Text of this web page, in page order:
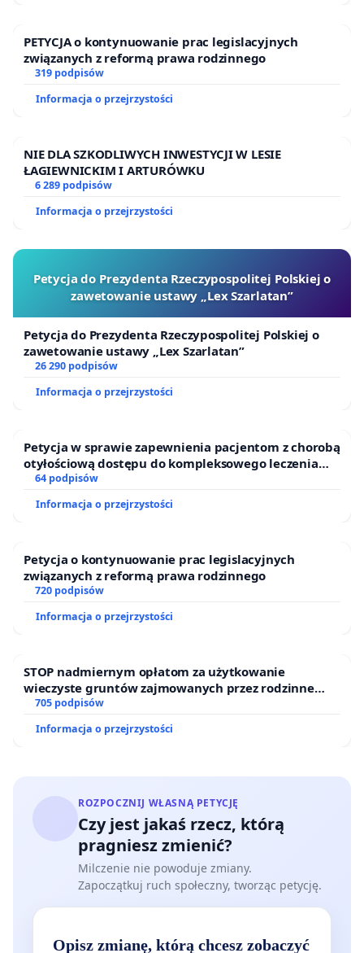
PETYCJA o kontynuowanie prac legislacyjnych
związanych z reformą prawa rodzinnego
319 podpisów
Informacja o przejrzystości
NIE DLA SZKODLIWYCH INWESTYCJI W LESIE
ŁAGIEWNICKIM I ARTURÓWKU
6 289 podpisów
Informacja o przejrzystości
Petycja do Prezydenta Rzeczypospolitej Polskiej o
zawetowanie ustawy „Lex Szarlatan”
Petycja do Prezydenta Rzeczypospolitej Polskiej o
zawetowanie ustawy „Lex Szarlatan”
26 290 podpisów
Informacja o przejrzystości
Petycja w sprawie zapewnienia pacjentom z chorobą
otyłościową dostępu do kompleksowego leczenia
oraz programów profilaktycznych.
64 podpisów
Informacja o przejrzystości
Petycja o kontynuowanie prac legislacyjnych
związanych z reformą prawa rodzinnego
720 podpisów
Informacja o przejrzystości
STOP nadmiernym opłatom za użytkowanie
wieczyste gruntów zajmowanych przez rodzinne
ogrody działkowe.
705 podpisów
Informacja o przejrzystości
ROZPOCZNIJ WŁASNĄ PETYCJĘ
Czy jest jakaś rzecz, którą
pragniesz zmienić?
Milczenie nie powoduje zmiany.
Zapoczątkuj ruch społeczny, tworząc petycję.
Opisz zmianę, którą chcesz zobaczyć